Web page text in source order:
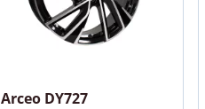
Arceo DY727